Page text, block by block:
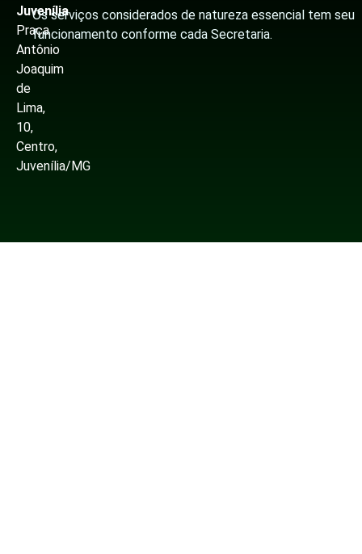
Juvenília
Praça
Antônio
Joaquim
de
Lima,
10,
Centro,
Juvenília/MG
Os serviços considerados de natureza essencial tem seu
funcionamento conforme cada Secretaria.